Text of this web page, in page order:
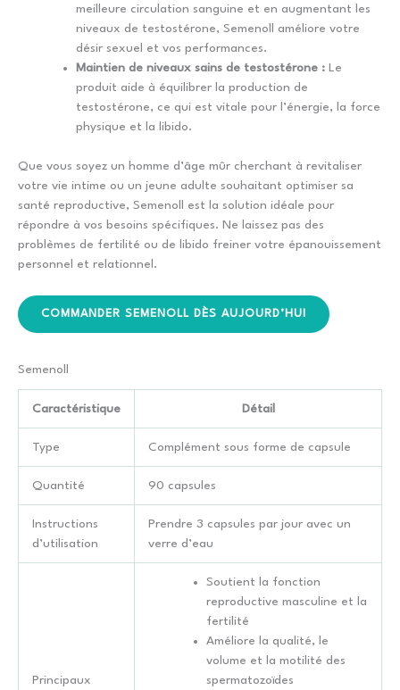
meilleure circulation sanguine et en augmentant les
niveaux de testostérone, Semenoll améliore votre
désir sexuel et vos performances.
Maintien de niveaux sains de testostérone : Le
produit aide à équilibrer la production de
testostérone, ce qui est vitale pour l’énergie, la force
physique et la libido.
Que vous soyez un homme d’âge mûr cherchant à revitaliser
votre vie intime ou un jeune adulte souhaitant optimiser sa
santé reproductive, Semenoll est la solution idéale pour
répondre à vos besoins spécifiques. Ne laissez pas des
problèmes de fertilité ou de libido freiner votre épanouissement
personnel et relationnel.
COMMANDER SEMENOLL DÈS AUJOURD’HUI
Semenoll
Caractéristique Détail
Type Complément sous forme de capsule
Quantité 90 capsules
Instructions
d’utilisation
Prendre 3 capsules par jour avec un
verre d’eau
Principaux
Soutient la fonction
reproductive masculine et la
fertilité
Améliore la qualité, le
volume et la motilité des
spermatozoïdes